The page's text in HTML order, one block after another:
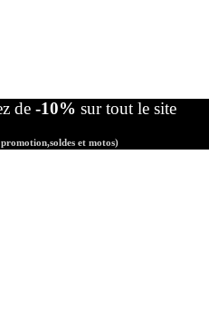
de -10% sur tout le site
et motos)